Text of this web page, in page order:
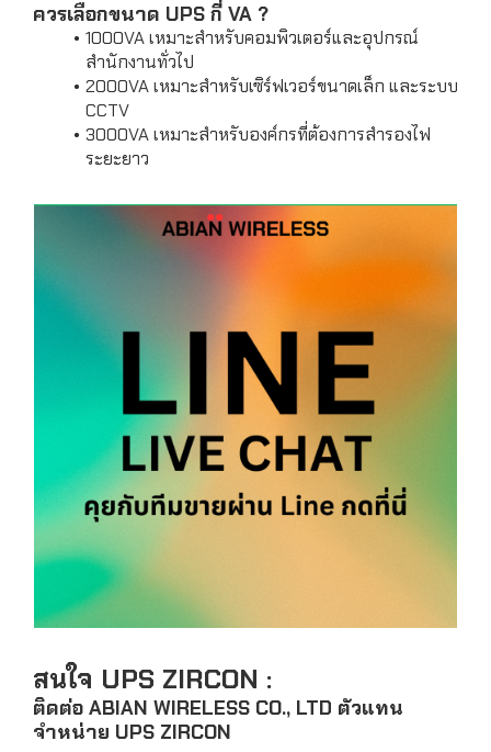
ควรเลือกขนาด UPS กี่ VA ?
1000VA เหมาะสำหรับคอมพิวเตอร์และอุปกรณ์
สำนักงานทั่วไป
2000VA เหมาะสำหรับเซิร์ฟเวอร์ขนาดเล็ก และระบบ
CCTV
3000VA เหมาะสำหรับองค์กรที่ต้องการสำรองไฟ
ระยะยาว
สนใจ UPS ZIRCON :
ติดต่อ ABIAN WIRELESS CO., LTD ตัวแทน
จำหน่าย UPS ZIRCON